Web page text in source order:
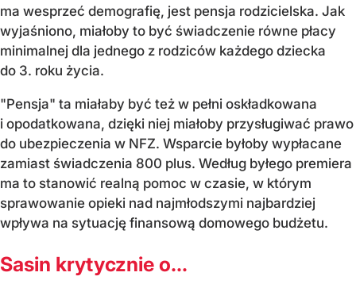
ma wesprzeć demografię, jest pensja rodzicielska. Jak
wyjaśniono, miałoby to być świadczenie równe płacy
minimalnej dla jednego z rodziców każdego dziecka
do 3. roku życia.
"Pensja" ta miałaby być też w pełni oskładkowana
i opodatkowana, dzięki niej miałoby przysługiwać prawo
do ubezpieczenia w NFZ. Wsparcie byłoby wypłacane
zamiast świadczenia 800 plus. Według byłego premiera
ma to stanowić realną pomoc w czasie, w którym
sprawowanie opieki nad najmłodszymi najbardziej
wpływa na sytuację finansową domowego budżetu.
Sasin krytycznie o...